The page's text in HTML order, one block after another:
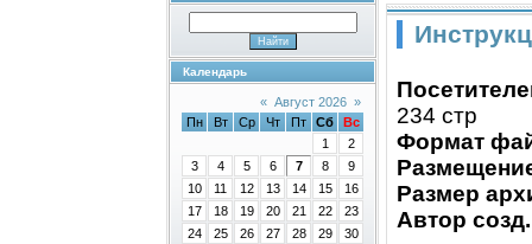
Календарь
« Август 2026 »
Пн
Вт Ср Чт Пт Сб
Вс
1
2
3
4 5 6 7 8
9
10
11 12 13 14 15
16
17
18 19 20 21 22
23
24
25 26 27 28 29
30
234 стр
Формат
Размер
Автор